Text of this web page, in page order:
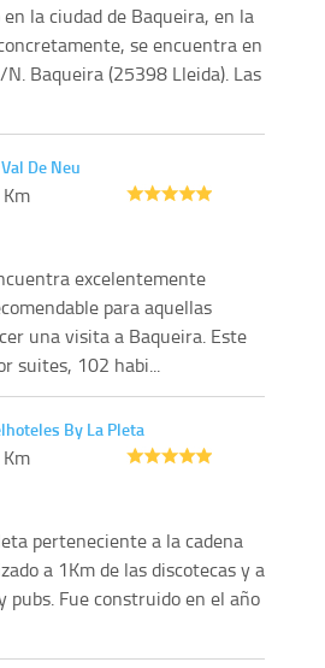
la ciudad de Baqueira, en la
se encuentra en
Baqueira (25398 Lleida). Las
De Neu
excelentemente
para aquellas
una visita a Baqueira. Este
suites, 102 habi...
By La Pleta
perteneciente a la cadena
a 1Km de las discotecas y a
pubs. Fue construido en el año